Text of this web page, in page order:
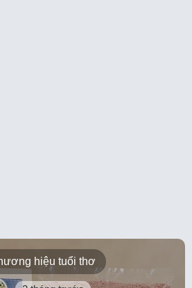
hiệu tuổi thơ